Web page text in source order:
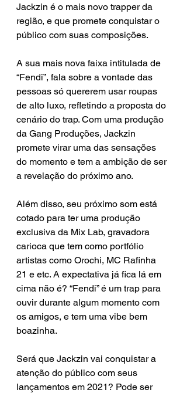
Jackzin é o mais novo trapper da
região, e que promete conquistar o
público com suas composições.
A sua mais nova faixa intitulada de
“Fendi”, fala sobre a vontade das
pessoas só quererem usar roupas
de alto luxo, refletindo a proposta do
cenário do trap. Com uma produção
da Gang Produções, Jackzin
promete virar uma das sensações
do momento e tem a ambição de ser
a revelação do próximo ano.
Além disso, seu próximo som está
cotado para ter uma produção
exclusiva da Mix Lab, gravadora
carioca que tem como portfólio
artistas como Orochi, MC Rafinha
21 e etc. A expectativa já fica lá em
cima não é? “Fendi” é um trap para
ouvir durante algum momento com
os amigos, e tem uma vibe bem
boazinha.
Será que Jackzin vai conquistar a
atenção do público com seus
lançamentos em 2021? Pode ser